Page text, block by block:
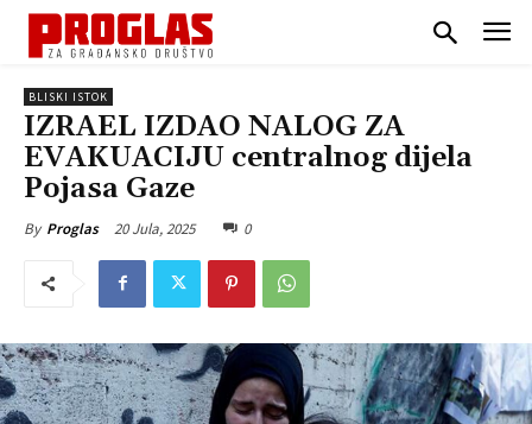
BLISKI ISTOK
IZRAEL IZDAO NALOG ZA
EVAKUACIJU centralnog dijela
Pojasa Gaze
By Proglas 20 Jula, 2025 0